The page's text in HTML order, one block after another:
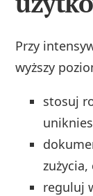
Przy
wyższy
stosuj
reguluj